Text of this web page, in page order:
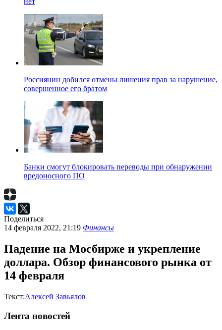
Россиянин добился отмены лишения прав за нарушение,
совершенное его братом
Банки смогут блокировать переводы при обнаружении
вредоносного ПО
Поделиться
14 февраля 2022, 21:19 Финансы
Падение на Мосбирже и укрепление
доллара. Обзор финансового рынка от
14 февраля
Текст:Алексей Завьялов
Лента новостей